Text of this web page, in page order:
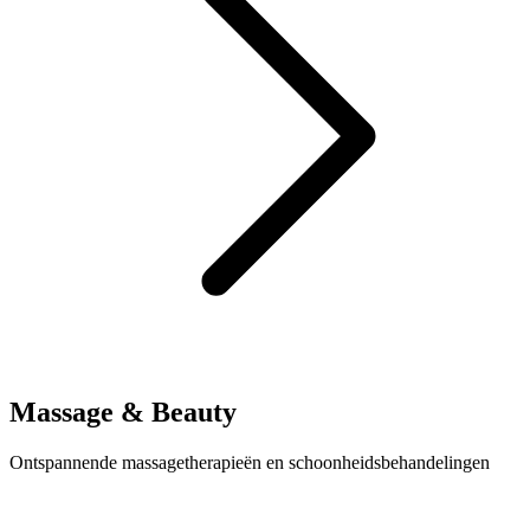
Massage & Beauty
Ontspannende massagetherapieën en schoonheidsbehandelingen